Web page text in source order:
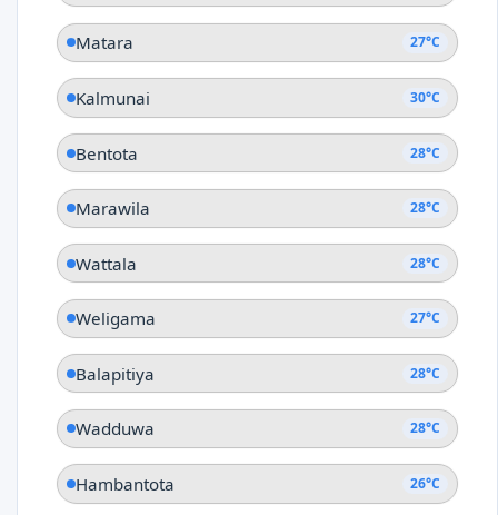
Matara 27°C
Kalmunai 30°C
Bentota 28°C
Marawila 28°C
Wattala 28°C
Weligama 27°C
Balapitiya 28°C
Wadduwa 28°C
Hambantota 26°C